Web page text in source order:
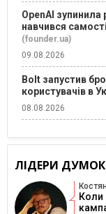
OpenAI
навчився
(founder.ua)
09.08.2026
Bolt запустив
користувачів в
08.08.2026
ЛІДЕРИ ДУМОК
Коли